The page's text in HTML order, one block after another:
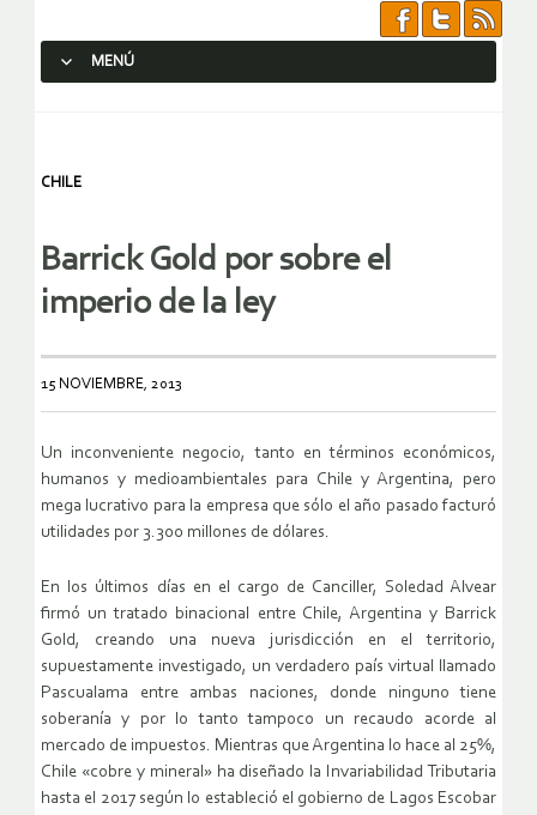
MENÚ
CHILE
Barrick Gold por sobre el
imperio de la ley
15 NOVIEMBRE, 2013
Un inconveniente negocio, tanto en términos económicos,
humanos y medioambientales para Chile y Argentina, pero
mega lucrativo para la empresa que sólo el año pasado facturó
utilidades por 3.300 millones de dólares.
En los últimos días en el cargo de Canciller, Soledad Alvear
firmó un tratado binacional entre Chile, Argentina y Barrick
Gold, creando una nueva jurisdicción en el territorio,
supuestamente investigado, un verdadero país virtual llamado
Pascualama entre ambas naciones, donde ninguno tiene
soberanía y por lo tanto tampoco un recaudo acorde al
mercado de impuestos. Mientras que Argentina lo hace al 25%,
Chile «cobre y mineral» ha diseñado la Invariabilidad Tributaria
hasta el 2017 según lo estableció el gobierno de Lagos Escobar